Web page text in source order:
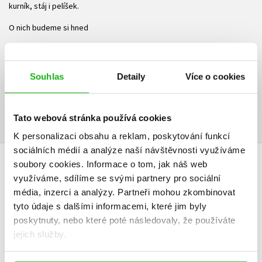
Souhlas Detaily Více o cookies
Tato webová stránka používá cookies
K personalizaci obsahu a reklam, poskytování funkcí
sociálních médií a analýze naší návštěvnosti využíváme
soubory cookies. Informace o tom, jak náš web
využíváme, sdílíme se svými partnery pro sociální
média, inzerci a analýzy. Partneři mohou zkombinovat
tyto údaje s dalšími informacemi, které jim byly
poskytnuty, nebo které poté následovaly, že používáte
jejich služby.
kurník, stáj i pelíšek.
O nich budeme si hned
Ke stažení
HODNOCENÍ ČTENÁŘŮ
V současné době nejsou vytvořena žádná uživatelská hodnocení.
Vaše hodnocení
Uživatelskou recenzi mohou vkládat pouze registrovaní uživatelé